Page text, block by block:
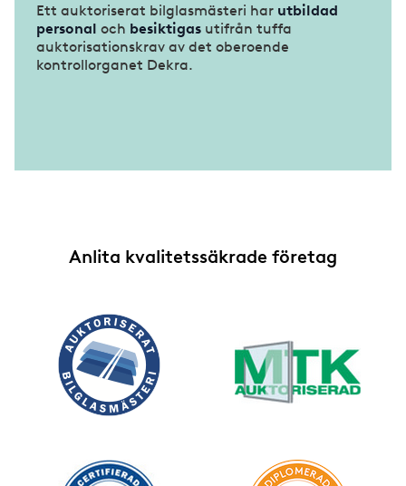
Ett auktoriserat bilglasmästeri har utbildad
personal och besiktigas utifrån tuffa
auktorisationskrav av det oberoende
kontrollorganet Dekra.
Anlita kvalitetssäkrade företag